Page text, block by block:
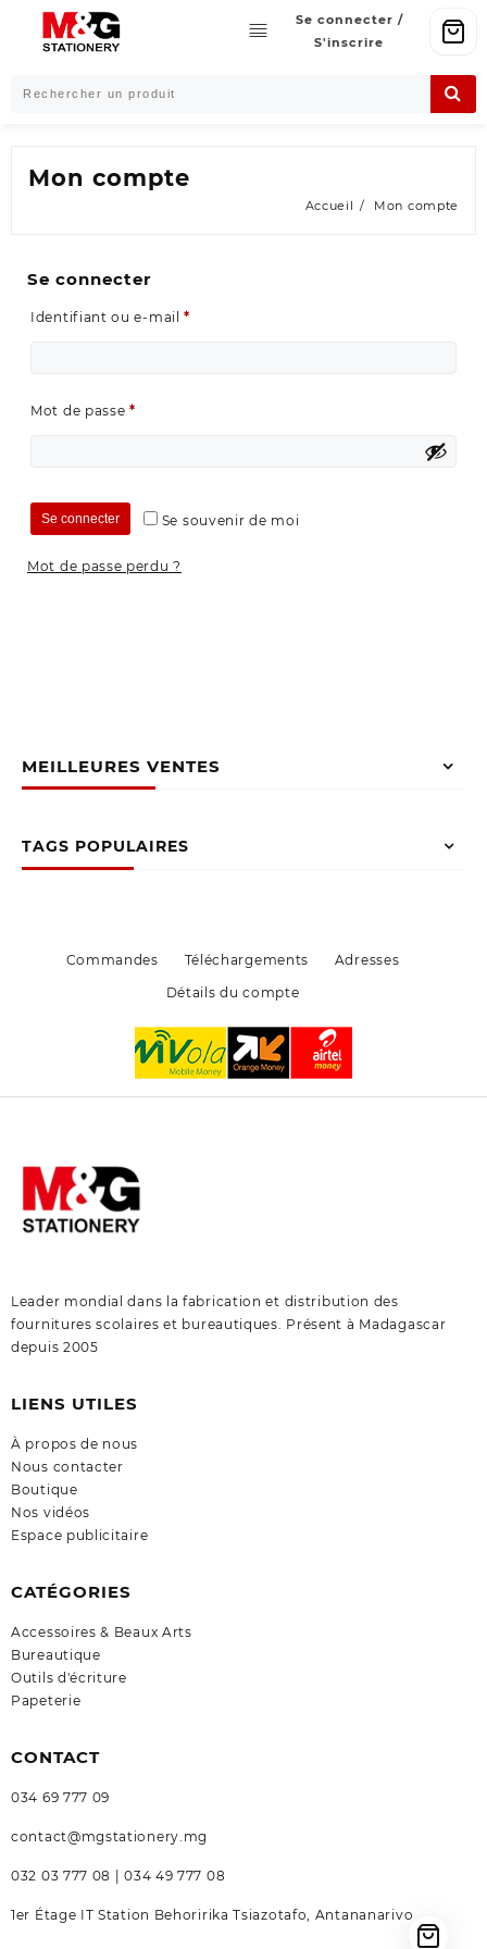
content
Se connecter /
S'inscrire
MEILLEURES VENTES
TAGS POPULAIRES
Mon compte
Accueil Mon compte
Se connecter
Identifiant ou e-mail*
Mot de passe*Obligatoire
Se souvenir de moi
Se connecter
Mot de passe perdu ?
Commandes Téléchargements
Adresses
Détails du compte
Leader mondial dans la fabrication et distribution des
fournitures scolaires et bureautiques. Présent à Madagascar
depuis 2005
LIENS UTILES
À propos de nous
Nous contacter
Boutique
Nos vidéos
Espace publicitaire
CATÉGORIES
Accessoires & Beaux Arts
Bureautique
Outils d'écriture
Papeterie
CONTACT
034 69 777 09
contact@mgstationery.mg
032 03 777 08 | 034 49 777 08
1er Étage IT Station Behoririka Tsiazotafo, Antananarivo